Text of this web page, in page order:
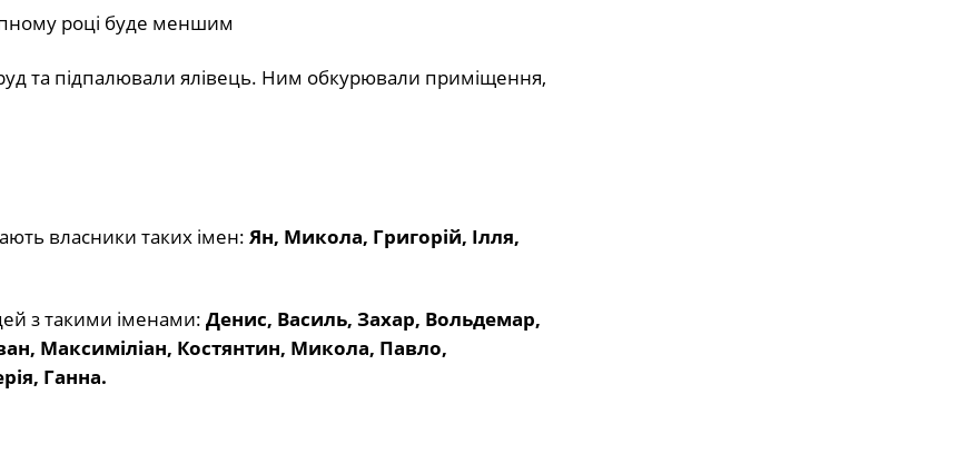
році буде меншим
та підпалювали ялівець. Ним обкурювали приміщення,
власники таких імен: Ян, Микола, Григорій, Ілля,
з такими іменами: Денис, Василь, Захар, Вольдемар,
Максиміліан, Костянтин, Микола, Павло,
Ганна.